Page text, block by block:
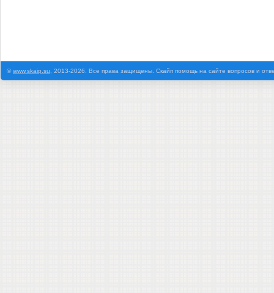
©www.skaip.su , 2013-2026. Все права защищены. Скайп помощь на сайте вопросов и